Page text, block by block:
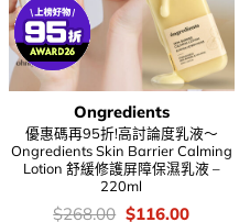
Ongredients
優惠碼再95折!高討論度乳液～
Ongredients Skin Barrier Calming
Lotion 舒緩修護屏障保濕乳液 –
220ml
價
$268.00 Original
$116.00Current